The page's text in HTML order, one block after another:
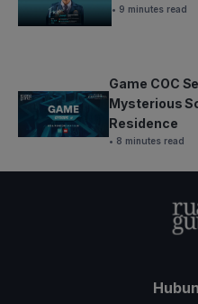
• 9 minutes read
Game COC
Mysterious
Residence
• 8 minutes read